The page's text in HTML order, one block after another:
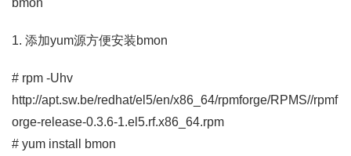
bmon
1. 添加yum源方便安装bmon
# rpm -Uhv
http://apt.sw.be/redhat/el5/en/x86_64/rpmforge/RPMS//rpmf
orge-release-0.3.6-1.el5.rf.x86_64.rpm
# yum install bmon